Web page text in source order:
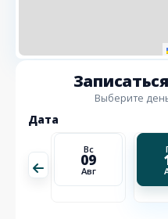
Выберите
Дата
Вс
09
Авг